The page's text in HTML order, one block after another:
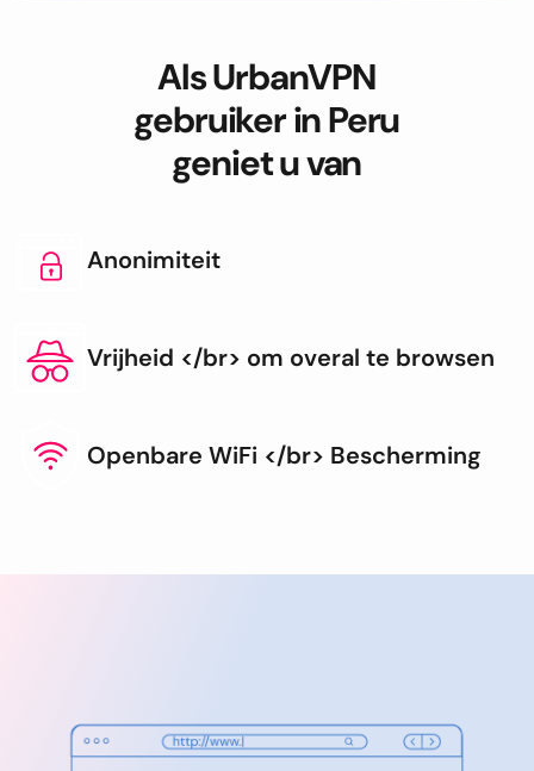
Als UrbanVPN
gebruiker in Peru
geniet u van
Anonimiteit
Vrijheid </br> om overal te browsen
Openbare WiFi </br> Bescherming